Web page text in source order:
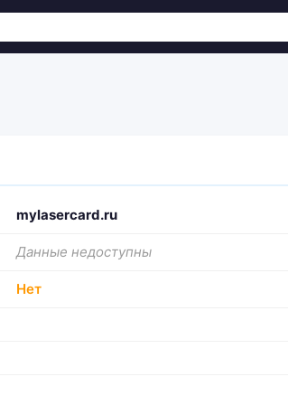
mylasercard.ru
Данные недоступны
Нет